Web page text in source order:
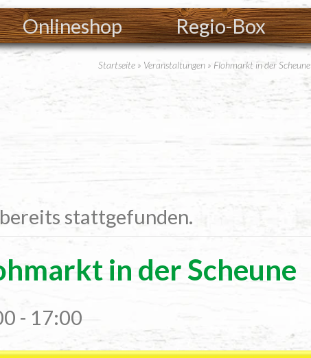
Onlineshop Regio-Box
Startseite» Veranstaltungen» Flohmarkt in der Scheune
stattgefunden.
in der Scheune
- 17:00